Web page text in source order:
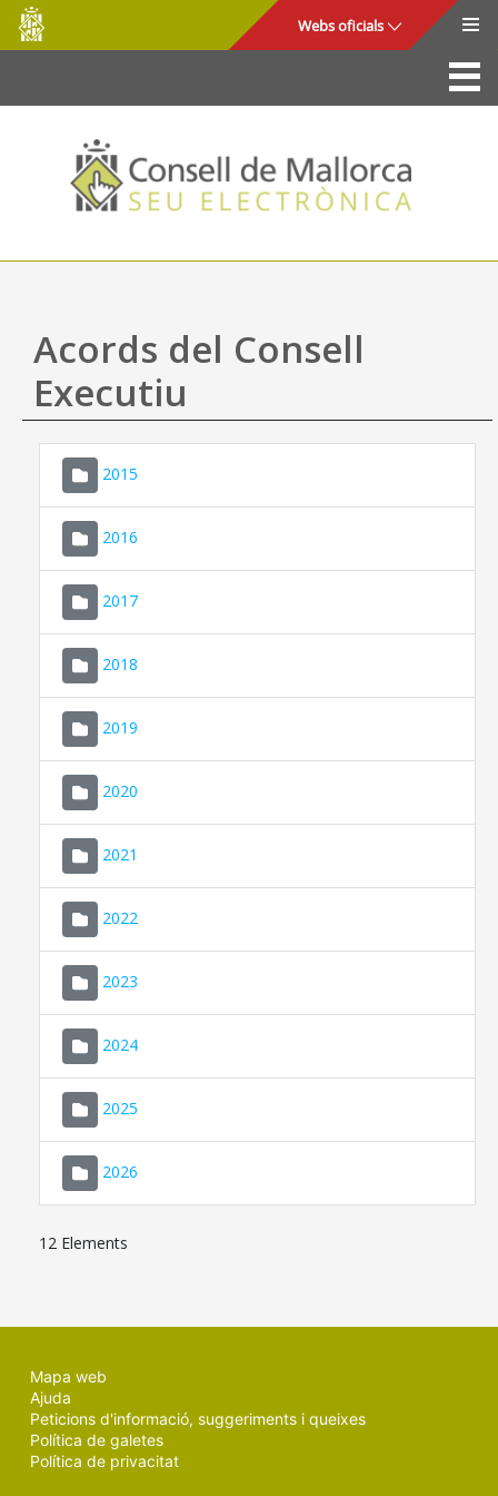
Salta al contingut principal
Consell
de
Mallorca
Webs oficials
La Seu
Consell de Mallorca
Accés i seguretat
Utilitats
Ajuda
Acords del Consell
Executiu
2015
2016
2017
2018
2019
2020
2021
2022
2023
2024
2025
2026
12 Elements
Mapa web
Ajuda
Peticions d'informació, suggeriments i queixes
Política de galetes
Política de privacitat